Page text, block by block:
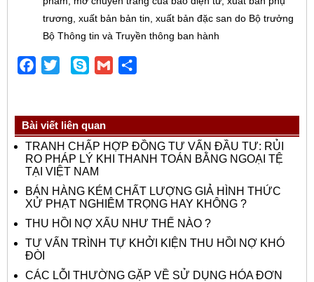
trương, xuất bản bản tin, xuất bản đặc san do Bộ trưởng
Bộ Thông tin và Truyền thông ban hành
Facebook
Twitter Skype Gmail
Bài viết liên quan
TRANH CHẤP HỢP ĐỒNG TƯ VẤN ĐẦU TƯ: RỦI
RO PHÁP LÝ KHI THANH TOÁN BẰNG NGOẠI TỆ
TẠI VIỆT NAM
BÁN HÀNG KÉM CHẤT LƯỢNG GIẢ HÌNH THỨC
XỬ PHẠT NGHIÊM TRỌNG HAY KHÔNG ?
THU HỒI NỢ XẤU NHƯ THẾ NÀO ?
TƯ VẤN TRÌNH TỰ KHỞI KIỆN THU HỒI NỢ KHÓ
ĐÒI
CÁC LỖI THƯỜNG GẶP VỀ SỬ DỤNG HÓA ĐƠN